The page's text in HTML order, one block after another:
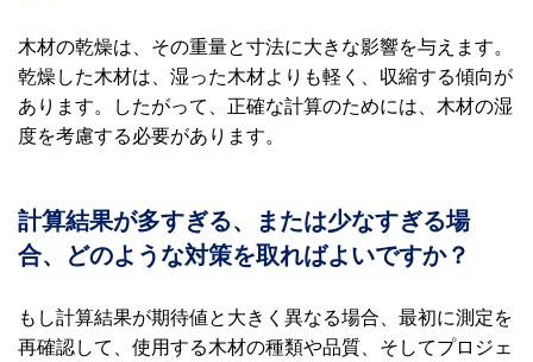
木材の乾燥は、その重量と寸法に大きな影響を与えます。
乾燥した木材は、湿った木材よりも軽く、収縮する傾向が
あります。したがって、正確な計算のためには、木材の湿
度を考慮する必要があります。
計算結果が多すぎる、または少なすぎる場
合、どのような対策を取ればよいですか？
もし計算結果が期待値と大きく異なる場合、最初に測定を
再確認して、使用する木材の種類や品質、そしてプロジェ